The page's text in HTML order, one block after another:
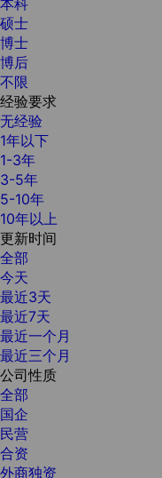
硕士
博士
博后
不限
经验要求
无经验
1年以下
1-3年
3-5年
5-10年
10年以上
更新时间
全部
今天
最近3天
最近7天
最近一个月
最近三个月
公司性质
全部
国企
民营
合资
外商独资